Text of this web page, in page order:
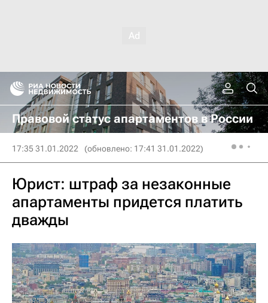
Правовой статус апартаментов в России
17:35 31.01.2022 (обновлено: 17:41 31.01.2022)
Юрист: штраф за незаконные
апартаменты придется платить
дважды